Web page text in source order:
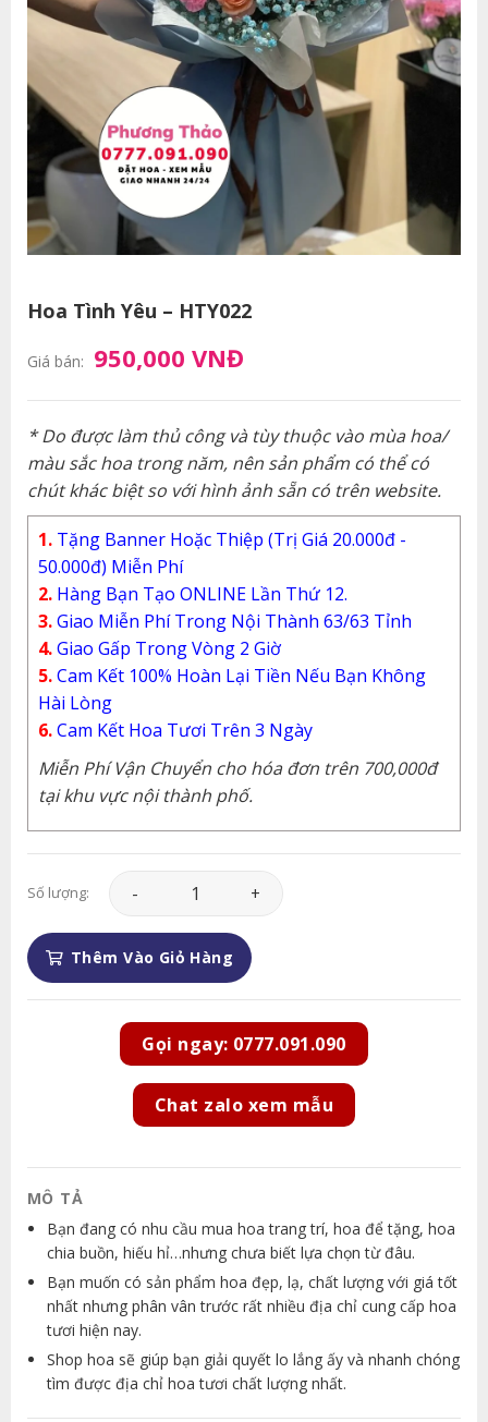
Hoa Tình Yêu – HTY022
Giá bán: 950,000 VNĐ
* Do được làm thủ công và tùy thuộc vào mùa hoa/
màu sắc hoa trong năm, nên sản phẩm có thể có
chút khác biệt so với hình ảnh sẵn có trên website.
1. Tặng Banner Hoặc Thiệp (Trị Giá 20.000đ -
50.000đ) Miễn Phí
2. Hàng Bạn Tạo ONLINE Lần Thứ 12.
3.Giao Miễn Phí Trong Nội Thành 63/63 Tỉnh
4.Giao Gấp Trong Vòng 2 Giờ
5.Cam Kết 100% Hoàn Lại Tiền Nếu Bạn Không
Hài Lòng
6.Cam Kết Hoa Tươi Trên 3 Ngày
Miễn Phí Vận Chuyển cho hóa đơn trên 700,000đ
tại khu vực nội thành phố.
Số lượng: Hoa Tình Yêu - HTY022 số lượng
Thêm Vào Giỏ Hàng
Gọi ngay: 0777.091.090
Chat zalo xem mẫu
MÔ TẢ
Bạn đang có nhu cầu mua hoa trang trí, hoa để tặng, hoa
chia buồn, hiếu hỉ…nhưng chưa biết lựa chọn từ đâu.
Bạn muốn có sản phẩm hoa đẹp, lạ, chất lượng với giá tốt
nhất nhưng phân vân trước rất nhiều địa chỉ cung cấp hoa
tươi hiện nay.
Shop hoa sẽ giúp bạn giải quyết lo lắng ấy và nhanh chóng
tìm được địa chỉ hoa tươi chất lượng nhất.